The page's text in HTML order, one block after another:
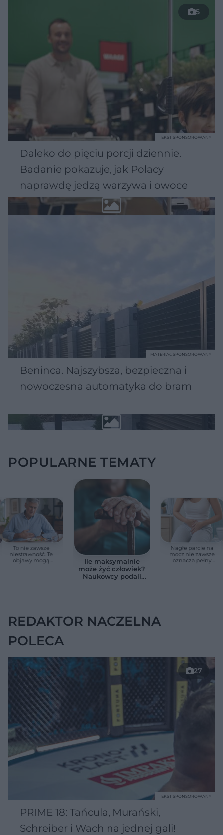
5
Daleko do pięciu porcji dziennie.
Badanie pokazuje, jak Polacy
naprawdę jedzą warzywa i owoce
TEKST SPONSOROWANY
Beninca. Najszybsza, bezpieczna i
nowoczesna automatyka do bram
MATERIAŁ SPONSOROWANY
POPULARNE TEMATY
To nie zawsze
niestrawność. Te
objawy mogą
Ile maksymalnie
może żyć człowiek?
Naukowcy podali
Nagłe parcie na
mocz nie zawsze
oznacza pełny
REDAKTOR NACZELNA
POLECA
27
PRIME 18: Tańcula, Murański,
Schreiber i Wach na jednej gali!
TEKST SPONSOROWANY